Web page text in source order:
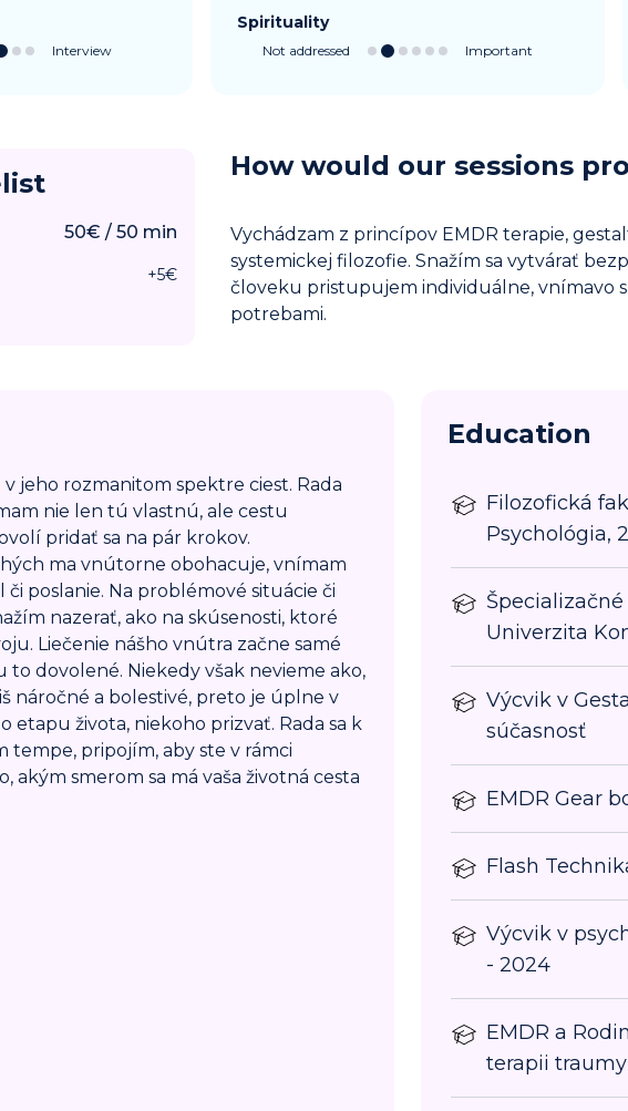
Interview
Spirituality
Not addressed Important
50€ /50 min
+5€
How would our sessions
Vychádzam z princípov EMDR terapie,
systemickej filozofie. Snažím sa vytvárať
človeku pristupujem individuálne, vnímavo
potrebami.
jeho rozmanitom spektre ciest. Rada
nie len tú vlastnú, ale cestu
pridať sa na pár krokov.
ma vnútorne obohacuje, vnímam
či poslanie. Na problémové situácie či
nazerať, ako na skúsenosti, ktoré
Liečenie nášho vnútra začne samé
to dovolené. Niekedy však nevieme ako,
náročné a bolestivé, preto je úplne v
etapu života, niekoho prizvať. Rada sa k
tempe, pripojím, aby ste v rámci
akým smerom sa má vaša životná cesta
Education
Filozofická
Psychológia,
Univerzita
Výcvik v
súčasnosť
EMDR Gear
Flash
Výcvik v
- 2024
EMDR a
terapii traumy